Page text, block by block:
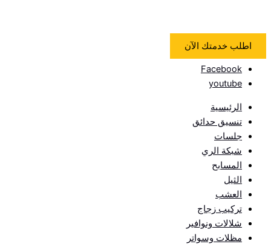
اطلب خدمتك الآن
Facebook
youtube
الرئيسية
تنسيق حدائق
جلسات
شبكة الري
المسابح
الثيل
العشب
تركيب زجاج
شلالات ونوافير
مظلات وسواتر